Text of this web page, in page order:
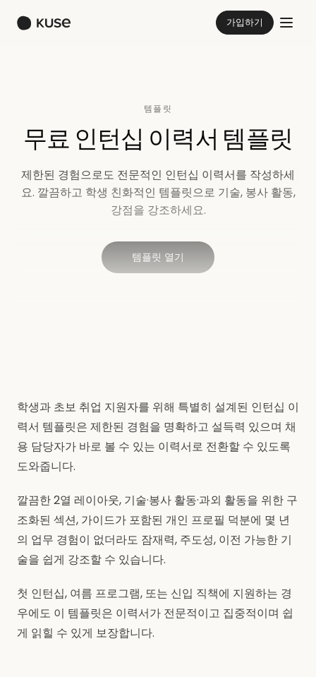
가입하기
템플릿
무료 인턴십 이력서 템플릿
제한된 경험으로도 전문적인 인턴십 이력서를 작성하세
요. 깔끔하고 학생 친화적인 템플릿으로 기술, 봉사 활동,
강점을 강조하세요.
템플릿 열기
학생과 초보 취업 지원자를 위해 특별히 설계된 인턴십 이
력서 템플릿은 제한된 경험을 명확하고 설득력 있으며 채
용 담당자가 바로 볼 수 있는 이력서로 전환할 수 있도록
도와줍니다.
깔끔한 2열 레이아웃, 기술·봉사 활동·과외 활동을 위한 구
조화된 섹션, 가이드가 포함된 개인 프로필 덕분에 몇 년
의 업무 경험이 없더라도 잠재력, 주도성, 이전 가능한 기
술을 쉽게 강조할 수 있습니다.
첫 인턴십, 여름 프로그램, 또는 신입 직책에 지원하는 경
우에도 이 템플릿은 이력서가 전문적이고 집중적이며 쉽
게 읽힐 수 있게 보장합니다.